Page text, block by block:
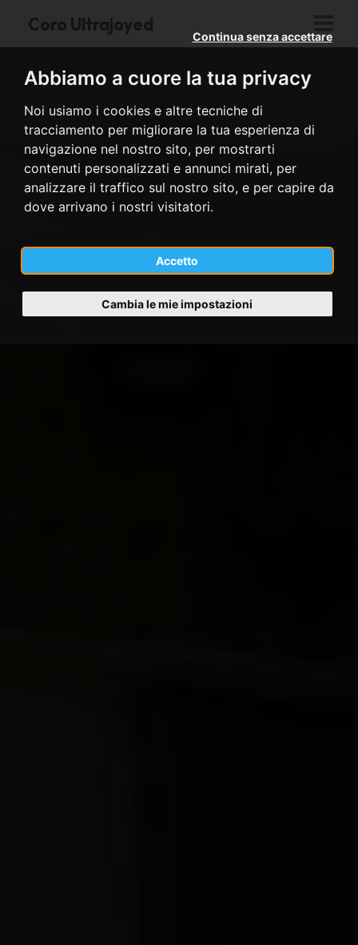
Abbiamo a cuore la tua privacy
Noi usiamo i cookies e altre tecniche di
tracciamento per migliorare la tua esperienza di
navigazione nel nostro sito, per mostrarti
contenuti personalizzati e annunci mirati, per
analizzare il traffico sul nostro sito, e per capire da
dove arrivano i nostri visitatori.
Accetto
Continua senza accettare
Cambia le mie impostazioni
Coro Ultrajoyed